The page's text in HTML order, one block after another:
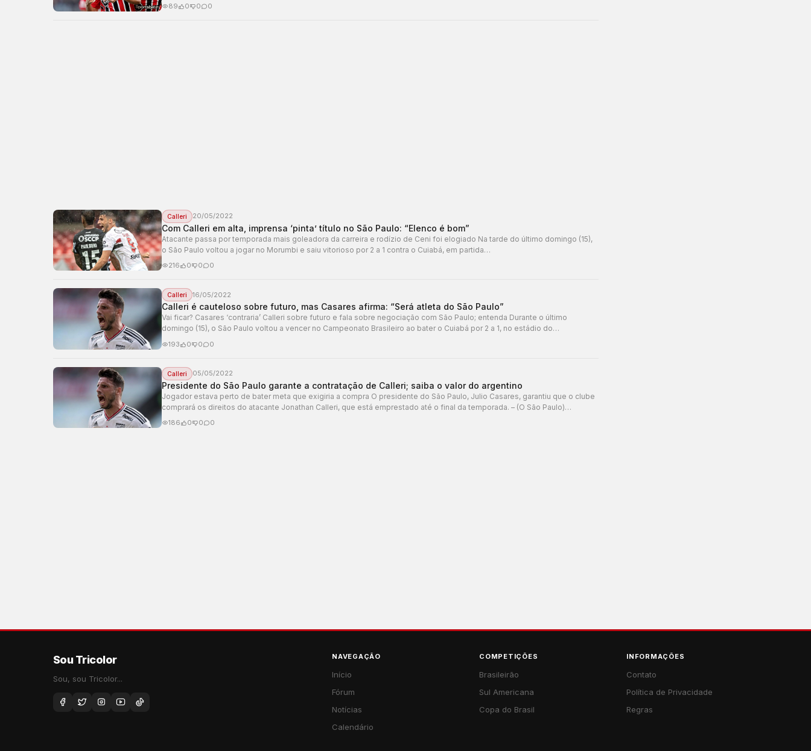
89 0 0 0
Calleri 20/05/2022
Com Calleri em alta, imprensa ‘pinta’ título no São Paulo: “Elenco é bom”
Atacante passa por temporada mais goleadora da carreira e rodízio de Ceni foi elogiado Na tarde do último domingo (15),
o São Paulo voltou a jogar no Morumbi e saiu vitorioso por 2 a 1 contra o Cuiabá, em partida…
216 0 0 0
Calleri 16/05/2022
Calleri é cauteloso sobre futuro, mas Casares afirma: “Será atleta do São Paulo”
Vai ficar? Casares ‘contraria’ Calleri sobre futuro e fala sobre negociação com São Paulo; entenda Durante o último
domingo (15), o São Paulo voltou a vencer no Campeonato Brasileiro ao bater o Cuiabá por 2 a 1, no estádio do…
193 0 0 0
Calleri 05/05/2022
Presidente do São Paulo garante a contratação de Calleri; saiba o valor do argentino
Jogador estava perto de bater meta que exigiria a compra O presidente do São Paulo, Julio Casares, garantiu que o clube
comprará os direitos do atacante Jonathan Calleri, que está emprestado até o final da temporada. – (O São Paulo)…
186 0 0 0
Sou Tricolor
Sou, sou Tricolor...
NAVEGAÇÃO
Início
Fórum
Notícias
Calendário
COMPETIÇÕES
Brasileirão
Sul Americana
Copa do Brasil
INFORMAÇÕES
Contato
Política de Privacidade
Regras